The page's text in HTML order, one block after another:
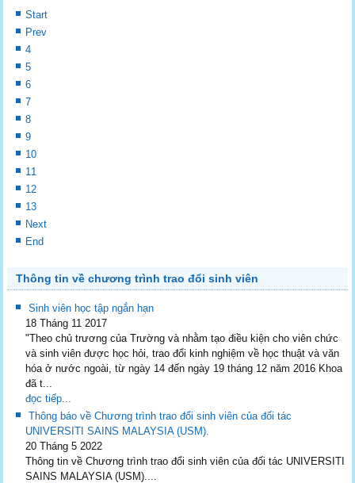
Start
Prev
4
5
6
7
8
9
10
11
12
13
Next
End
Thông tin về chương trình trao đổi sinh viên
Sinh viên học tập ngắn hạn
18 Tháng 11 2017
"Theo chủ trương của Trường và nhằm tạo điều kiện cho viên chức
và sinh viên được học hỏi, trao đổi kinh nghiệm về học thuật và văn
hóa ở nước ngoài, từ ngày 14 đến ngày 19 tháng 12 năm 2016 Khoa
đã t...
đọc tiếp...
Thông báo về Chương trình trao đổi sinh viên của đối tác
UNIVERSITI SAINS MALAYSIA (USM).
20 Tháng 5 2022
Thông tin về Chương trình trao đổi sinh viên của đối tác UNIVERSITI
SAINS MALAYSIA (USM)....